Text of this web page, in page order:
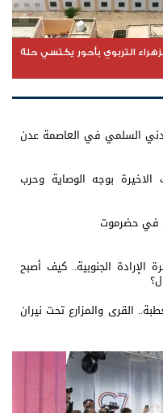
التربوي بأحور يكتسي حلة
السلمي في العاصمة عدن
بوجه الوصاية وحرب
في حضرموت
الجنوبية.. كيف أصبح
القرى والمزارع تحت نيران